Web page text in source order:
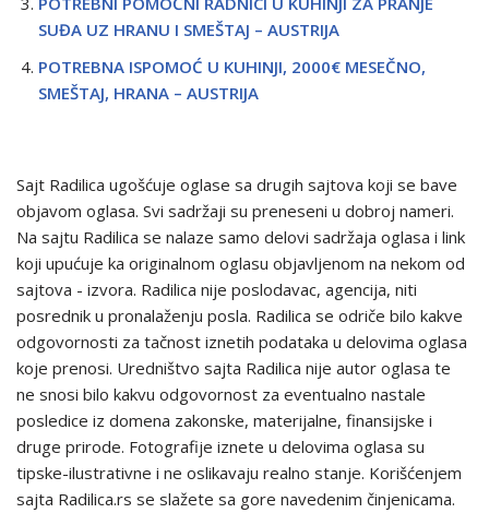
SUĐA UZ HRANU I SMEŠTAJ – AUSTRIJA
POTREBNA ISPOMOĆ U KUHINJI, 2000€ MESEČNO,
SMEŠTAJ, HRANA – AUSTRIJA
Sajt Radilica ugošćuje oglase sa drugih sajtova koji se bave
objavom oglasa. Svi sadržaji su preneseni u dobroj nameri.
Na sajtu Radilica se nalaze samo delovi sadržaja oglasa i link
koji upućuje ka originalnom oglasu objavljenom na nekom od
sajtova - izvora. Radilica nije poslodavac, agencija, niti
posrednik u pronalaženju posla. Radilica se odriče bilo kakve
odgovornosti za tačnost iznetih podataka u delovima oglasa
koje prenosi. Uredništvo sajta Radilica nije autor oglasa te
ne snosi bilo kakvu odgovornost za eventualno nastale
posledice iz domena zakonske, materijalne, finansijske i
druge prirode. Fotografije iznete u delovima oglasa su
tipske-ilustrativne i ne oslikavaju realno stanje. Korišćenjem
sajta Radilica.rs se slažete sa gore navedenim činjenicama.